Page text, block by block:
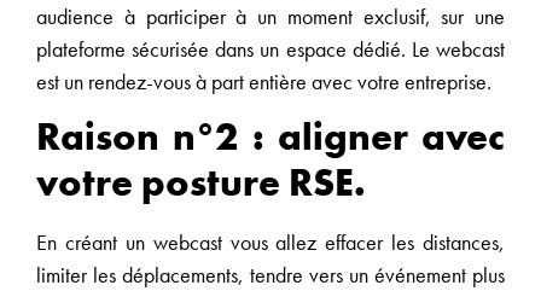
audience à participer à un moment exclusif, sur une
plateforme sécurisée dans un espace dédié. Le webcast
est un rendez-vous à part entière avec votre entreprise.
Raison n°2 : aligner avec
votre posture RSE.
En créant un webcast vous allez effacer les distances,
limiter les déplacements, tendre vers un événement plus